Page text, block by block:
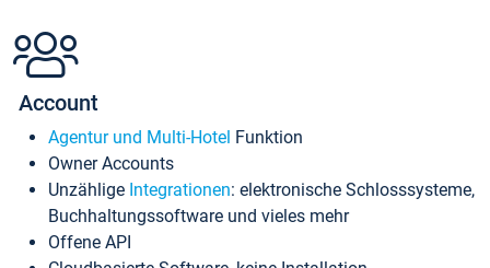
Account
Agentur und Multi-Hotel Funktion
Owner Accounts
Unzählige Integrationen: elektronische Schlosssysteme,
Buchhaltungssoftware und vieles mehr
Offene API